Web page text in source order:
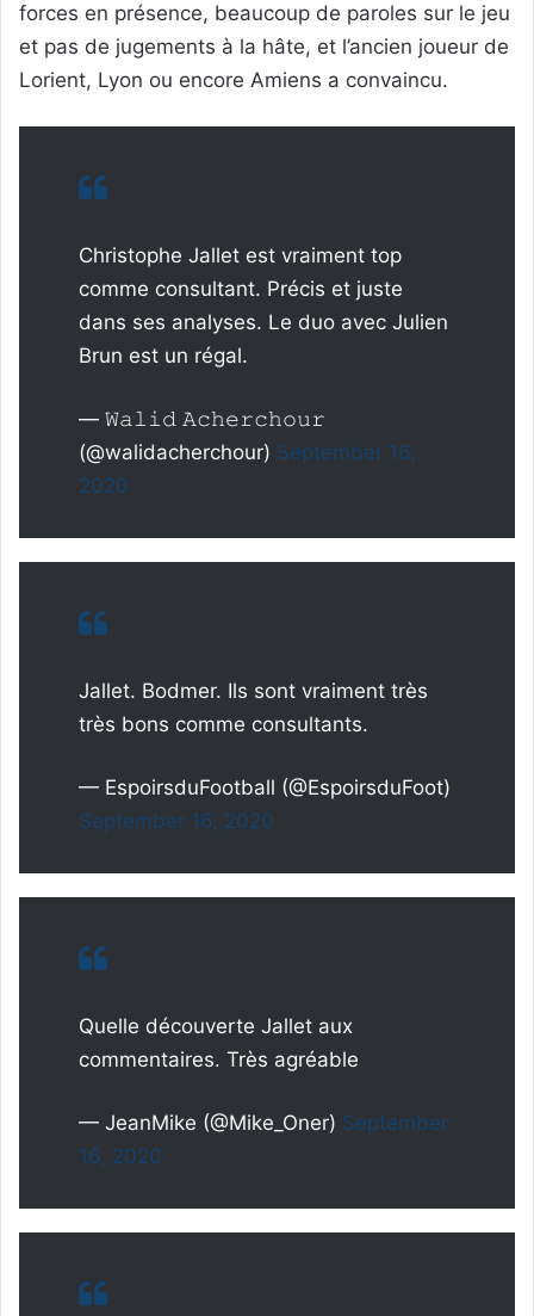
forces en présence, beaucoup de paroles sur le jeu
et pas de jugements à la hâte, et l’ancien joueur de
Lorient, Lyon ou encore Amiens a convaincu.
Christophe Jallet est vraiment top
comme consultant. Précis et juste
dans ses analyses. Le duo avec Julien
Brun est un régal.
— 𝚆𝚊𝚕𝚒𝚍 𝙰𝚌𝚑𝚎𝚛𝚌𝚑𝚘𝚞𝚛
(@walidacherchour) September 16,
2020
Jallet. Bodmer. Ils sont vraiment très
très bons comme consultants.
— EspoirsduFootball (@EspoirsduFoot)
September 16, 2020
Quelle découverte Jallet aux
commentaires. Très agréable
— JeanMike (@Mike_Oner) September
16, 2020